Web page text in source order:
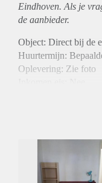
Eindhoven. Als je
de aanbieder.
Object: Direct bij de
Huurtermijn:
Oplevering: Zie foto
Gedeelde woonkamer:
Huisgenoten: Ja